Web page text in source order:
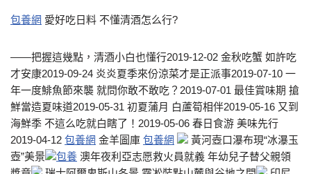
包養網 愛好吃日料 不懂清酒怎么行?
——把握這幾點，清酒小白也懂行2019-12-02 金秋吃蟹 如許吃
才安康2019-09-24 炎炎夏季來份涼菜才是正派事2019-07-10 一
年一度鯡魚節來襲 就問你敢不敢吃？2019-07-01 最佳賞味期 搶
鮮當造夏味道2019-05-31 初夏蒲月 白蘆筍相伴2019-05-16 又到
海鮮季 不這么吃就白瞎了！2019-05-06 春日食游 美味先行
2019-04-12 包養網 金羊圖庫 包養網
黃河壺口瀑布現“冰瀑玉
壺”美景
包養 澳年夜利亞志愿救火員就義 年幼兒子替父親領